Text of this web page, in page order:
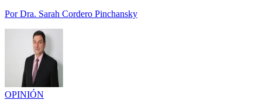
PorDra. Sarah Cordero Pinchansky
OPINIÓN